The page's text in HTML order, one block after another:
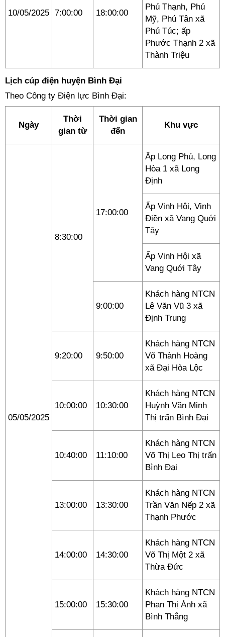
10/05/2025 7:00:00 18:00:00
Phú Thạnh, Phú
Mỹ, Phú Tân xã
Phú Túc; ấp
Phước Thạnh 2 xã
Thành Triệu
Lịch cúp điện huyện Bình Đại
Theo Công ty Điện lực Bình Đại:
Ngày
Thời
gian từ
Thời gian
đến
Khu vực
05/05/2025
8:30:00
17:00:00
Ấp Long Phú, Long
Hòa 1 xã Long
Định
Ấp Vinh Hội, Vinh
Điền xã Vang Quới
Tây
Ấp Vinh Hội xã
Vang Quới Tây
9:00:00
Khách hàng NTCN
Lê Văn Vũ 3 xã
Định Trung
9:20:00 9:50:00
Khách hàng NTCN
Võ Thành Hoàng
xã Đại Hòa Lộc
10:00:00 10:30:00
Khách hàng NTCN
Huỳnh Văn Minh
Thị trấn Bình Đại
10:40:00 11:10:00
Khách hàng NTCN
Võ Thị Leo Thị trấn
Bình Đại
13:00:00 13:30:00
Khách hàng NTCN
Trần Văn Nếp 2 xã
Thạnh Phước
14:00:00 14:30:00
Khách hàng NTCN
Võ Thị Một 2 xã
Thừa Đức
15:00:00 15:30:00
Khách hàng NTCN
Phan Thị Ánh xã
Bình Thắng